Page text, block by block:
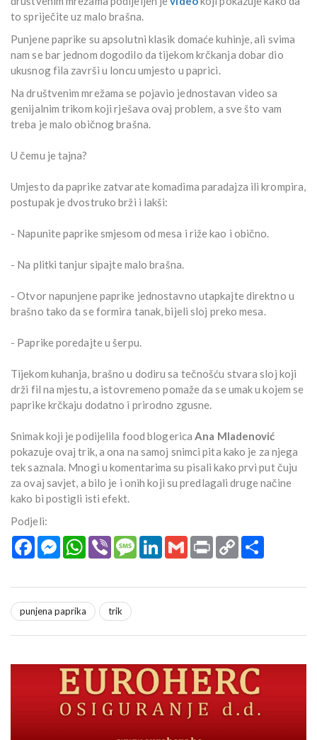
to spriječite uz malo brašna.
Punjene paprike su apsolutni klasik domaće kuhinje, ali svima
nam se bar jednom dogodilo da tijekom krčkanja dobar dio
ukusnog fila završi u loncu umjesto u paprici.
Na društvenim mrežama se pojavio jednostavan video sa
genijalnim trikom koji rješava ovaj problem, a sve što vam
treba je malo običnog brašna.
U čemu je tajna?
Umjesto da paprike zatvarate komadima paradajza ili krompira,
postupak je dvostruko brži i lakši:
- Napunite paprike smjesom od mesa i riže kao i obično.
- Na plitki tanjur sipajte malo brašna.
- Otvor napunjene paprike jednostavno utapkajte direktno u
brašno tako da se formira tanak, bijeli sloj preko mesa.
- Paprike poredajte u šerpu.
Tijekom kuhanja, brašno u dodiru sa tečnošću stvara sloj koji
drži fil na mjestu, a istovremeno pomaže da se umak u kojem se
paprike krčkaju dodatno i prirodno zgusne.
Snimak koji je podijelila food blogericaAna Mladenović
pokazuje ovaj trik, a ona na samoj snimci pita kako je za njega
tek saznala. Mnogi u komentarima su pisali kako prvi put čuju
za ovaj savjet, a bilo je i onih koji su predlagali druge načine
kako bi postigli isti efekt.
Podjeli:
FacebookMessengerWhatsApp
Viber MessageLinkedInGmail Print Copy
Link
punjena paprika trik